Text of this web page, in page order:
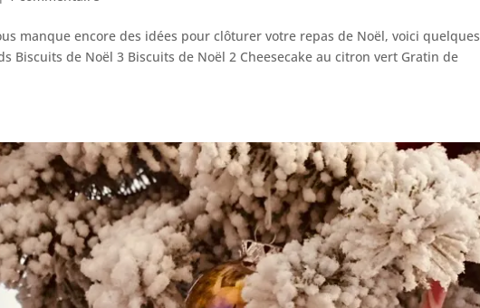
manque encore des idées pour clôturer votre repas de Noël, voici quelques
Biscuits de Noël 3 Biscuits de Noël 2 Cheesecake au citron vert Gratin de